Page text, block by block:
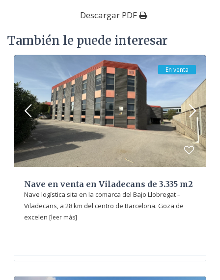
Descargar PDF
También le puede interesar
En venta
Nave en venta en Viladecans de 3.335 m2
Nave logística sita en la comarca del Bajo Llobregat –
Viladecans, a 28 km del centro de Barcelona. Goza de
excelen [leer más]